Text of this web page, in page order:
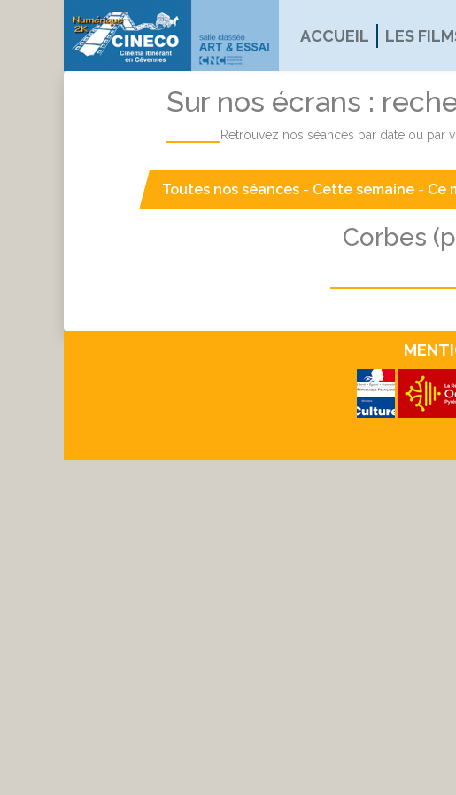
ACCUEIL LES
Sur nos écrans :
Retrouvez nos séances par date ou par
Toutes nos séances - Cette semaine- Ce
Corbes